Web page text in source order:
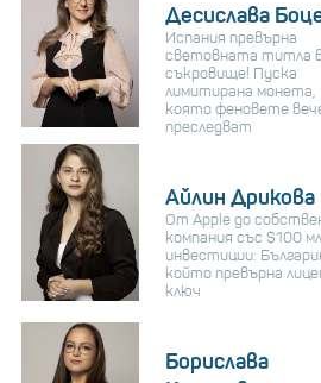
Десислава
Испания превърна
световната титла
съкровище! Пуска
лимитирана монета,
която феновете
преследват
Айлин Дрикова
От Apple до
компания със $100
инвестиции:
който превърна
ключ
Борислава